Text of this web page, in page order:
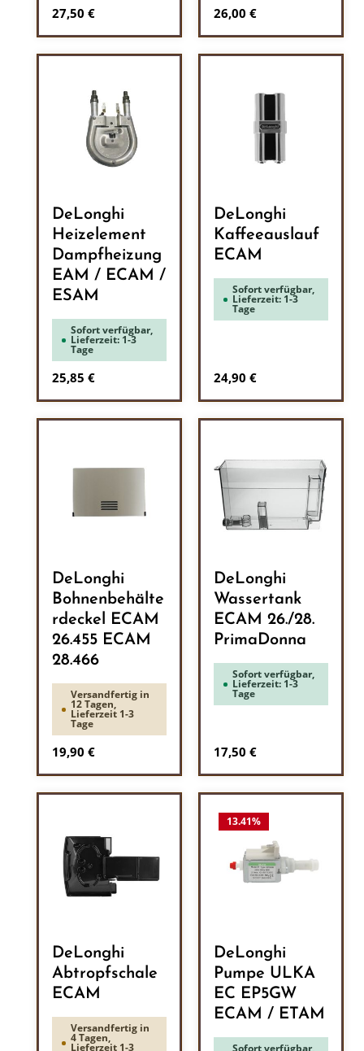
Regulärer Preis:
27,50 € Regulärer Preis:
26,00 €
DeLonghi
Heizelement
Dampfheizung
EAM / ECAM /
ESAM
Sofort verfügbar,
Lieferzeit: 1-3
Tage
Regulärer Preis:
25,85 €
DeLonghi
Kaffeeauslauf
ECAM
Sofort verfügbar,
Lieferzeit: 1-3
Tage
Regulärer Preis:
24,90 €
DeLonghi
Bohnenbehälte
rdeckel ECAM
26.455 ECAM
28.466
Versandfertig in
12 Tagen,
Lieferzeit 1-3
Tage
Regulärer Preis:
19,90 €
DeLonghi
Wassertank
ECAM 26./28.
PrimaDonna
Sofort verfügbar,
Lieferzeit: 1-3
Tage
Regulärer Preis:
17,50 €
DeLonghi
Abtropfschale
ECAM
Versandfertig in
4 Tagen,
Lieferzeit 1-3
13.41%
DeLonghi
Pumpe ULKA
EC EP5GW
ECAM / ETAM
Sofort verfügbar,